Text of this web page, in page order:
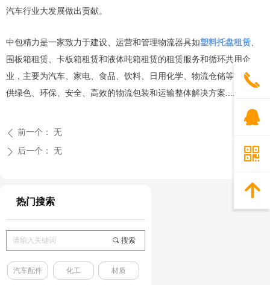
汽车行业大发展做出贡献。
中包精力是一家致力于建设、运营和管理物流器具如塑料托盘租赁、
围板箱租赁、卡板箱租赁和液体吨箱租赁的租赁服务和循环共用企
业，主要为汽车、家电、食品、饮料、日用化学、物流仓储等行业提
供绿色、环保、安全、高效的物流包装和运输整体解决方案.......
ꄴ 前一个： 无
ꄲ 后一个： 无
热门搜索
汽车配件 化工 材质
끠 搜索
끅
뀩
낃
녕